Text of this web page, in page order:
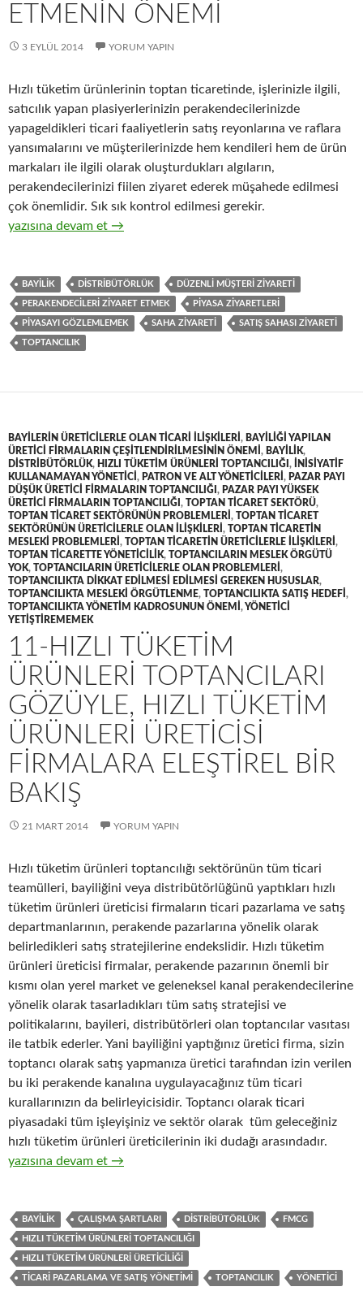
ETMENIN ÖNEMI
3 EYLÜL 2014 YORUM YAPIN
Hızlı tüketim ürünlerinin toptan ticaretinde, işlerinizle ilgili,
satıcılık yapan plasiyerlerinizin perakendecilerinizde
yapageldikleri ticari faaliyetlerin satış reyonlarına ve raflara
yansımalarını ve müşterilerinizde hem kendileri hem de ürün
markaları ile ilgili olarak oluşturdukları algıların,
perakendecilerinizi fiilen ziyaret ederek müşahede edilmesi
çok önemlidir. Sık sık kontrol edilmesi gerekir.
18-Hızlı tüketim ürünlerinin toptan ticaretinde
yazısına devam et →
BAYILIK DISTRIBÜTÖRLÜK DÜZENLI MÜŞTERI ZIYARETI
PERAKENDECILERI ZIYARET ETMEK PIYASA ZIYARETLERI
PIYASAYI GÖZLEMLEMEK SAHA ZIYARETI SATIŞ SAHASI ZIYARETI
TOPTANCILIK
BAYILERIN ÜRETICILERLE OLAN TICARI ILIŞKILERI , BAYILIĞI YAPILAN
ÜRETICI FIRMALARIN ÇEŞITLENDIRILMESININ ÖNEMI , BAYILIK,
DISTRIBÜTÖRLÜK, HIZLI TÜKETIM ÜRÜNLERI TOPTANCILIĞI ,
INISIYATIF
KULLANAMAYAN YÖNETICI , PATRON VE ALT YÖNETICILERI , PAZAR PAYI
DÜŞÜK ÜRETICI FIRMALARIN TOPTANCILIĞI , PAZAR PAYI YÜKSEK
ÜRETICI FIRMALARIN TOPTANCILIĞI , TOPTAN TICARET SEKTÖRÜ,
TOPTAN TICARET SEKTÖRÜNÜN PROBLEMLERI , TOPTAN TICARET
SEKTÖRÜNÜN ÜRETICILERLE OLAN ILIŞKILERI , TOPTAN TICARETIN
MESLEKI PROBLEMLERI , TOPTAN TICARETIN ÜRETICILERLE ILIŞKILERI ,
TOPTAN TICARETTE YÖNETICILIK, TOPTANCILARIN MESLEK ÖRGÜTÜ
YOK, TOPTANCILARIN ÜRETICILERLE OLAN PROBLEMLERI ,
TOPTANCILIKTA DIKKAT EDILMESI EDILMESI GEREKEN HUSUSLAR,
TOPTANCILIKTA MESLEKI ÖRGÜTLENME, TOPTANCILIKTA SATIŞ HEDEFI ,
TOPTANCILIKTA YÖNETIM KADROSUNUN ÖNEMI ,YÖNETICI
YETIŞTIREMEMEK
11-HIZLI TÜKETIM
ÜRÜNLERI TOPTANCILARI
GÖZÜYLE, HIZLI TÜKETIM
ÜRÜNLERI ÜRETICISI
FIRMALARA ELEŞTIREL BIR
BAKIŞ
21 MART 2014 YORUM YAPIN
Hızlı tüketim ürünleri toptancılığı sektörünün tüm ticari
teamülleri, bayiliğini veya distribütörlüğünü yaptıkları hızlı
tüketim ürünleri üreticisi firmaların ticari pazarlama ve satış
departmanlarının, perakende pazarlarına yönelik olarak
belirledikleri satış stratejilerine endekslidir. Hızlı tüketim
ürünleri üreticisi firmalar, perakende pazarının önemli bir
kısmı olan yerel market ve geleneksel kanal perakendecilerine
yönelik olarak tasarladıkları tüm satış stratejisi ve
politikalarını, bayileri, distribütörleri olan toptancılar vasıtası
ile tatbik ederler. Yani bayiliğini yaptığınız üretici firma, sizin
toptancı olarak satış yapmanıza üretici tarafından izin verilen
bu iki perakende kanalına uygulayacağınız tüm ticari
kurallarınızın da belirleyicisidir. Toptancı olarak ticari
piyasadaki tüm işleyişiniz ve sektör olarak tüm geleceğiniz
hızlı tüketim ürünleri üreticilerinin iki dudağı arasındadır.
11-Hızlı tüketim ürünleri toptancıları gözüyle, hızlı tüketim
yazısına devam et →
BAYILIK ÇALIŞMA ŞARTLARI DISTRIBÜTÖRLÜK FMCG
HIZLI TÜKETIM ÜRÜNLERI TOPTANCILIĞI
HIZLI TÜKETIM ÜRÜNLERI ÜRETICILIĞI
TICARI PAZARLAMA VE SATIŞ YÖNETIMI TOPTANCILIK YÖNETICI